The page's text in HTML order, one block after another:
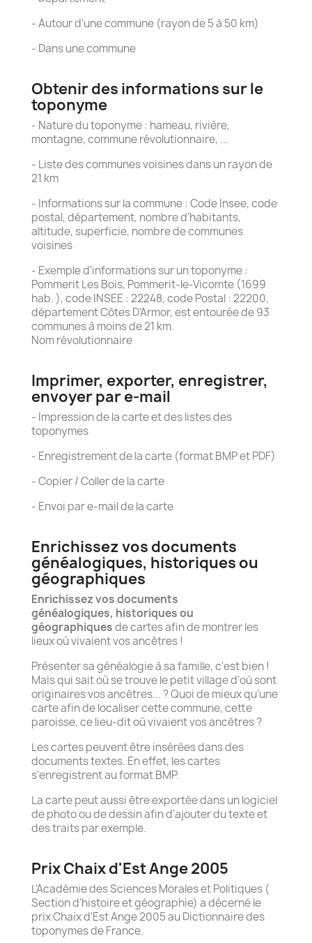
- Autour d'une commune (rayon de 5 à 50 km)
- Dans une commune
Obtenir des informations sur le
toponyme
- Nature du toponyme : hameau, rivière,
montagne, commune révolutionnaire, ...
- Liste des communes voisines dans un rayon de
21 km
- Informations sur la commune : Code Insee, code
postal, département, nombre d'habitants,
altitude, superficie, nombre de communes
voisines
- Exemple d'informations sur un toponyme :
Pommerit Les Bois, Pommerit-le-Vicomte (1699
hab. ), code INSEE : 22248, code Postal : 22200,
département Côtes D'Armor, est entourée de 93
communes à moins de 21 km.
Nom révolutionnaire
Imprimer, exporter, enregistrer,
envoyer par e-mail
- Impression de la carte et des listes des
toponymes
- Enregistrement de la carte (format BMP et PDF)
- Copier / Coller de la carte
- Envoi par e-mail de la carte
Enrichissez vos documents
généalogiques, historiques ou
géographiques
Enrichissez vos documents
généalogiques, historiques ou
géographiquesde cartes afin de montrer les
lieux où vivaient vos ancêtres !
Présenter sa généalogie à sa famille, c'est bien !
Mais qui sait où se trouve le petit village d'où sont
originaires vos ancêtres... ? Quoi de mieux qu'une
carte afin de localiser cette commune, cette
paroisse, ce lieu-dit où vivaient vos ancêtres ?
Les cartes peuvent être insérées dans des
documents textes. En effet, les cartes
s'enregistrent au format BMP.
La carte peut aussi être exportée dans un logiciel
de photo ou de dessin afin d'ajouter du texte et
des traits par exemple.
Prix Chaix d'Est Ange 2005
L'Académie des Sciences Morales et Politiques (
Section d'histoire et géographie) a décerné le
prix Chaix d'Est Ange 2005 au Dictionnaire des
toponymes de France.